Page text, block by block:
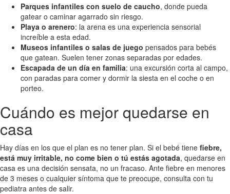
Parques infantiles con suelo de caucho, donde pueda
gatear o caminar agarrado sin riesgo.
Playa o arenero: la arena es una experiencia sensorial
increíble a esta edad.
Museos infantiles o salas de juego pensados para bebés
que gatean. Suelen tener zonas separadas por edades.
Escapada de un día en familia: una excursión corta al campo,
con paradas para comer y dormir la siesta en el coche o en
porteo.
Cuándo es mejor quedarse en
casa
Hay días en los que el plan es no tener plan. Si el bebé tiene fiebre,
está muy irritable, no come bien o tú estás agotada, quedarse en
casa es una decisión sensata, no un fracaso. Ante fiebre en menores
de 3 meses o cualquier síntoma que te preocupe, consulta con tu
pediatra antes de salir.